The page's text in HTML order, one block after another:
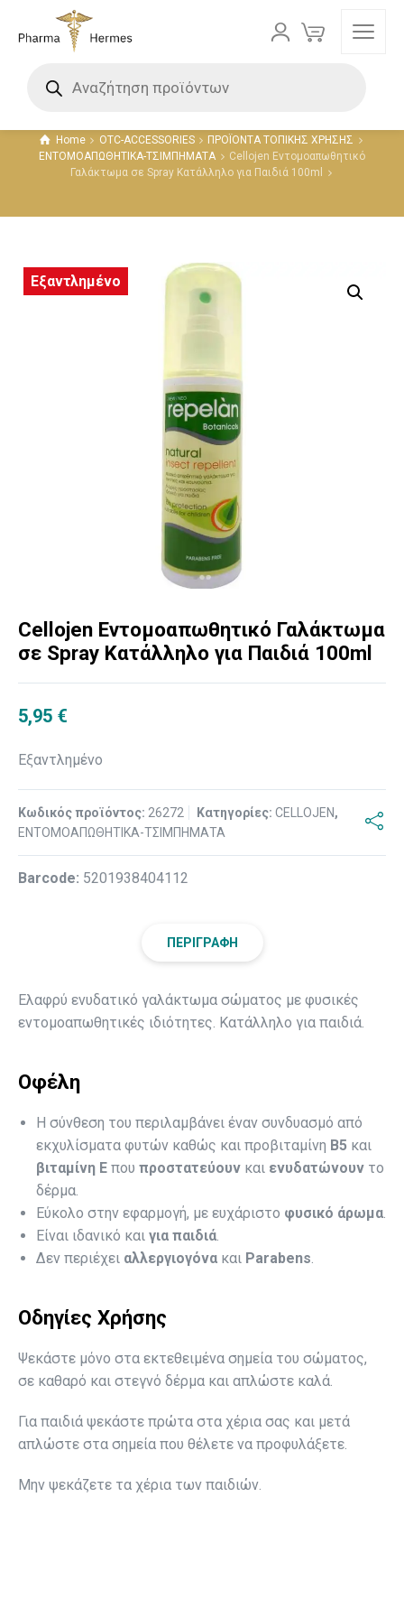
Home OTC-ACCESSORIES
ΠΡΟΪΟΝΤΑ ΤΟΠΙΚΗΣ ΧΡΗΣΗΣ
ΕΝΤΟΜΟΑΠΩΘΗΤΙΚΑ-ΤΣΙΜΠΗΜΑΤΑ
Cellojen Εντομοαπωθητικό
Γαλάκτωμα σε Spray Κατάλληλο για Παιδιά 100ml
Εξαντλημένο
Cellojen Εντομοαπωθητικό Γαλάκτωμα
σε Spray Κατάλληλο για Παιδιά 100ml
5,95 €
Εξαντλημένο
Κωδικός προϊόντος: 26272 Κατηγορίες: CELLOJEN,
ΕΝΤΟΜΟΑΠΩΘΗΤΙΚΑ-ΤΣΙΜΠΗΜΑΤΑ
Βarcode: 5201938404112
ΠΕΡΙΓΡΑΦΉ
Ελαφρύ ενυδατικό γαλάκτωμα σώματος με φυσικές
εντομοαπωθητικές ιδιότητες. Κατάλληλο για παιδιά.
Οφέλη
Η σύνθεση του περιλαμβάνει έναν συνδυασμό από
εκχυλίσματα φυτών καθώς και προβιταμίνη Β5 και
βιταμίνη Ε που προστατεύουν και ενυδατώνουν το
δέρμα.
Εύκολο στην εφαρμογή, με ευχάριστο φυσικό άρωμα
Είναι ιδανικό και για παιδιά
Δεν περιέχει αλλεργιογόνα και Parabens
Οδηγίες Χρήσης
Ψεκάστε μόνο στα εκτεθειμένα σημεία του σώματος,
σε καθαρό και στεγνό δέρμα και απλώστε καλά.
Για παιδιά ψεκάστε πρώτα στα χέρια σας και μετά
απλώστε στα σημεία που θέλετε να προφυλάξετε.
Μην ψεκάζετε τα χέρια των παιδιών.